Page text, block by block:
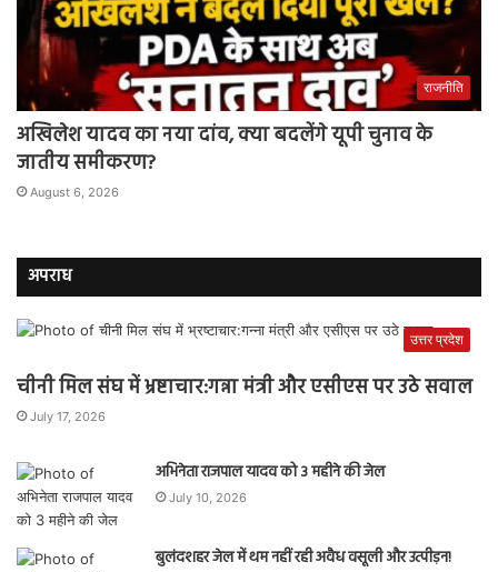
राजनीति
अखिलेश यादव का नया दांव, क्या बदलेंगे यूपी चुनाव के
जातीय समीकरण?
August 6, 2026
अपराध
उत्तर प्रदेश
चीनी मिल संघ में भ्रष्टाचार:गन्ना मंत्री और एसीएस पर उठे सवाल
July 17, 2026
अभिनेता राजपाल यादव को 3 महीने की जेल
July 10, 2026
बुलंदशहर जेल में थम नहीं रही अवैध वसूली और उत्पीड़न!